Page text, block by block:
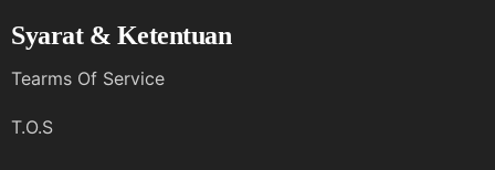
Syarat & Ketentuan
Tearms Of Service
T.O.S